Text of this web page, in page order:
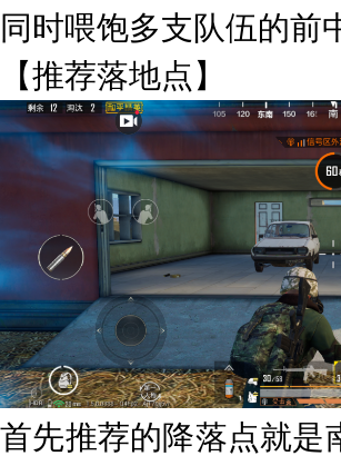
同时喂饱多支队伍的前
【推荐落地点】
首先推荐的降落点就是